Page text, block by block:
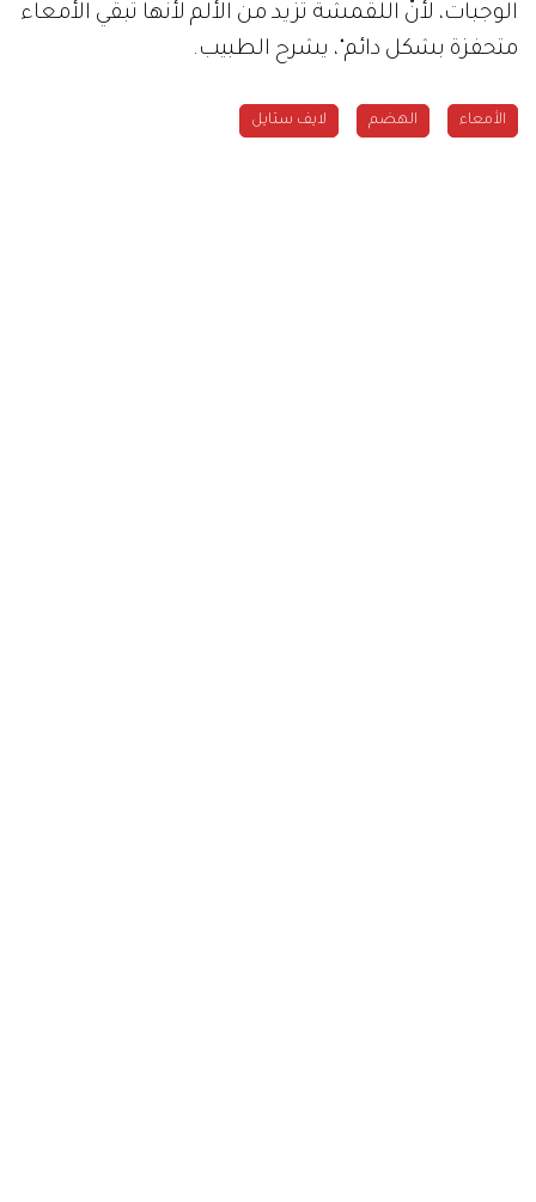
الوجبات، لأنّ اللقمشة تزيد من الألم لأنّها تبقي الأمعاء
متحفزة بشكل دائم"، يشرح الطبيب.
الأمعاء الهضم لايف ستايل